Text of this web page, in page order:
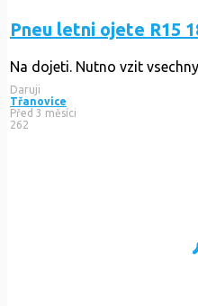
Pneu letni ojete R15
Na dojeti. Nutno vzit vsechny
Daruji
Třanovice
Před 3 měsíci
262